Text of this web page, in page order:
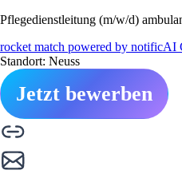
Pflegedienstleitung (m/w/d)
rocket match powered by notificAI
Standort: Neuss
Jetzt bewerben